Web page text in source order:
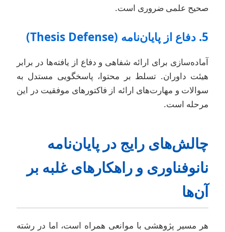
علمی ضروری است.
برای ارائه شفاهی و دفاع از یافته‌ها در برابر
داوران. تسلط بر محتوا، پاسخگویی مستدل به
و مهارت‌های ارائه از فاکتورهای موفقیت در این
است.
رایج در پایان‌نامه
و راهکارهای غلبه بر
مسیر پژوهشی با موانعی همراه است، اما در رشته